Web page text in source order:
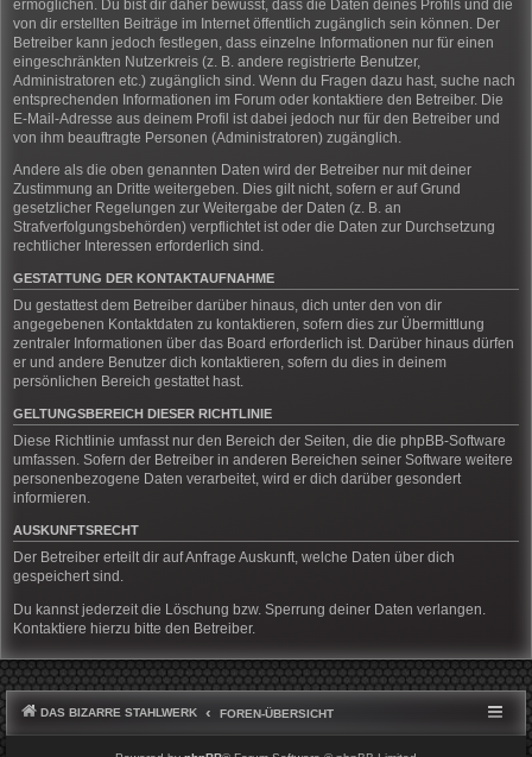
ermöglichen. Du bist dir daher bewusst, dass die Daten deines Profils und die
von dir erstellten Beiträge im Internet öffentlich zugänglich sein können. Der
Betreiber kann jedoch festlegen, dass einzelne Informationen nur für einen
eingeschränkten Nutzerkreis (z. B. andere registrierte Benutzer,
Administratoren etc.) zugänglich sind. Wenn du Fragen dazu hast, suche nach
entsprechenden Informationen im Forum oder kontaktiere den Betreiber. Die
E-Mail-Adresse aus deinem Profil ist dabei jedoch nur für den Betreiber und
von ihm beauftragte Personen (Administratoren) zugänglich.
Andere als die oben genannten Daten wird der Betreiber nur mit deiner
Zustimmung an Dritte weitergeben. Dies gilt nicht, sofern er auf Grund
gesetzlicher Regelungen zur Weitergabe der Daten (z. B. an
Strafverfolgungsbehörden) verpflichtet ist oder die Daten zur Durchsetzung
rechtlicher Interessen erforderlich sind.
GESTATTUNG DER KONTAKTAUFNAHME
Du gestattest dem Betreiber darüber hinaus, dich unter den von dir
angegebenen Kontaktdaten zu kontaktieren, sofern dies zur Übermittlung
zentraler Informationen über das Board erforderlich ist. Darüber hinaus dürfen
er und andere Benutzer dich kontaktieren, sofern du dies in deinem
persönlichen Bereich gestattet hast.
GELTUNGSBEREICH DIESER RICHTLINIE
Diese Richtlinie umfasst nur den Bereich der Seiten, die die phpBB-Software
umfassen. Sofern der Betreiber in anderen Bereichen seiner Software weitere
personenbezogene Daten verarbeitet, wird er dich darüber gesondert
informieren.
AUSKUNFTSRECHT
Der Betreiber erteilt dir auf Anfrage Auskunft, welche Daten über dich
gespeichert sind.
Du kannst jederzeit die Löschung bzw. Sperrung deiner Daten verlangen.
Kontaktiere hierzu bitte den Betreiber.
DAS BIZARRE STAHLWERK FOREN-ÜBERSICHT